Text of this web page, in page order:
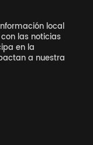
local
las noticias
en la
a nuestra